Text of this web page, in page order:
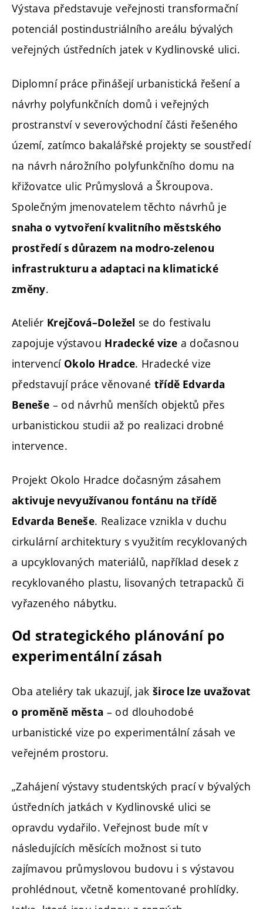
Výstava představuje veřejnosti transformační
potenciál postindustriálního areálu bývalých
veřejných ústředních jatek v Kydlinovské ulici.
Diplomní práce přinášejí urbanistická řešení a
návrhy polyfunkčních domů i veřejných
prostranství v severovýchodní části řešeného
území, zatímco bakalářské projekty se soustředí
na návrh nárožního polyfunkčního domu na
křižovatce ulic Průmyslová a Škroupova.
Společným jmenovatelem těchto návrhů je
snaha o vytvoření kvalitního městského
prostředí s důrazem na modro-zelenou
infrastrukturu a adaptaci na klimatické
změny.
Ateliér Krejčová–Doležel se do festivalu
zapojuje výstavou Hradecké vize a dočasnou
intervencí Okolo Hradce. Hradecké vize
představují práce věnované třídě Edvarda
Beneše – od návrhů menších objektů přes
urbanistickou studii až po realizaci drobné
intervence.
Projekt Okolo Hradce dočasným zásahem
aktivuje nevyužívanou fontánu na třídě
Edvarda Beneše. Realizace vznikla v duchu
cirkulární architektury s využitím recyklovaných
a upcyklovaných materiálů, například desek z
recyklovaného plastu, lisovaných tetrapacků či
vyřazeného nábytku.
Od strategického plánování po
experimentální zásah
Oba ateliéry tak ukazují, jak široce lze uvažovat
o proměně města – od dlouhodobé
urbanistické vize po experimentální zásah ve
veřejném prostoru.
„Zahájení výstavy studentských prací v bývalých
ústředních jatkách v Kydlinovské ulici se
opravdu vydařilo. Veřejnost bude mít v
následujících měsících možnost si tuto
zajímavou průmyslovou budovu i s výstavou
prohlédnout, včetně komentované prohlídky.